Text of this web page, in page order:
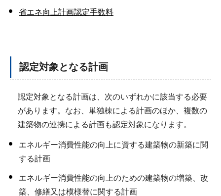
省エネ向上計画認定手数料
認定対象となる計画
認定対象となる計画は、次のいずれかに該当する必要
があります。なお、単独棟による計画のほか、複数の
建築物の連携による計画も認定対象になります。
エネルギー消費性能の向上に資する建築物の新築に関
する計画
エネルギー消費性能の向上のための建築物の増築、改
築、修繕又は模様替に関する計画